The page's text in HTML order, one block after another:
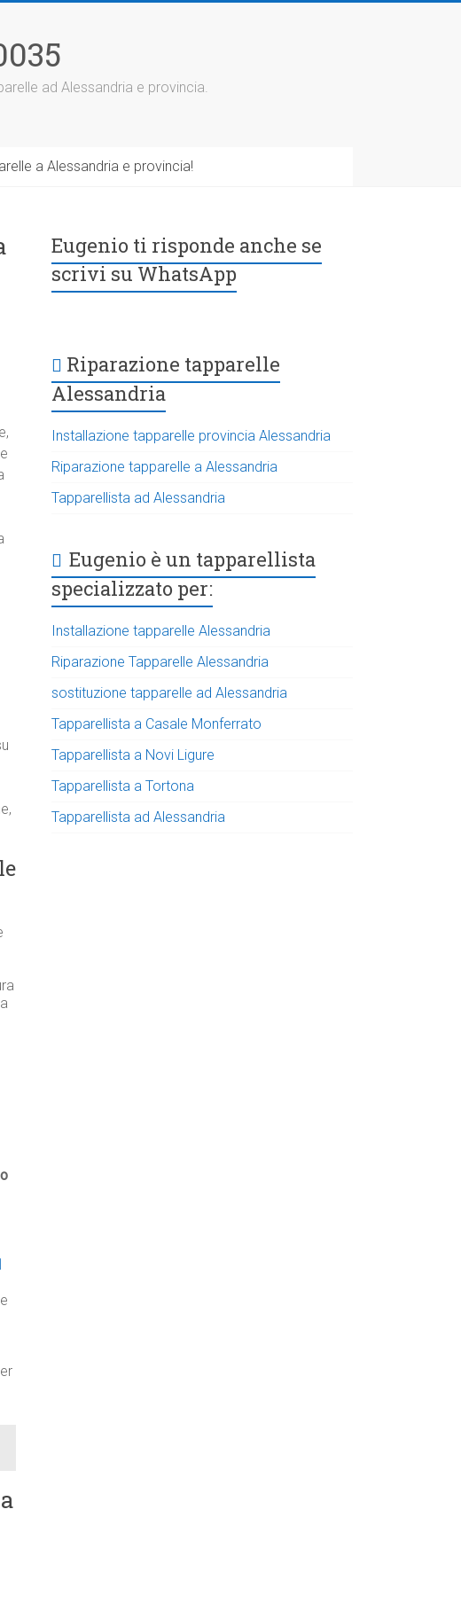
ad Alessandria e provincia.
a Alessandria e provincia!
Eugenio ti risponde anche se
scrivi su WhatsApp
Riparazione tapparelle
Alessandria
Installazione tapparelle provincia Alessandria
Riparazione tapparelle a Alessandria
Tapparellista ad Alessandria
Eugenio è un tapparellista
specializzato per:
Installazione tapparelle Alessandria
Riparazione Tapparelle Alessandria
sostituzione tapparelle ad Alessandria
Tapparellista a Casale Monferrato
Tapparellista a Novi Ligure
Tapparellista a Tortona
Tapparellista ad Alessandria